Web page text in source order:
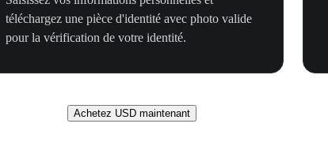
téléchargez une pièce d'identité avec photo valide
pour la vérification de votre identité.
Achetez USD maintenant